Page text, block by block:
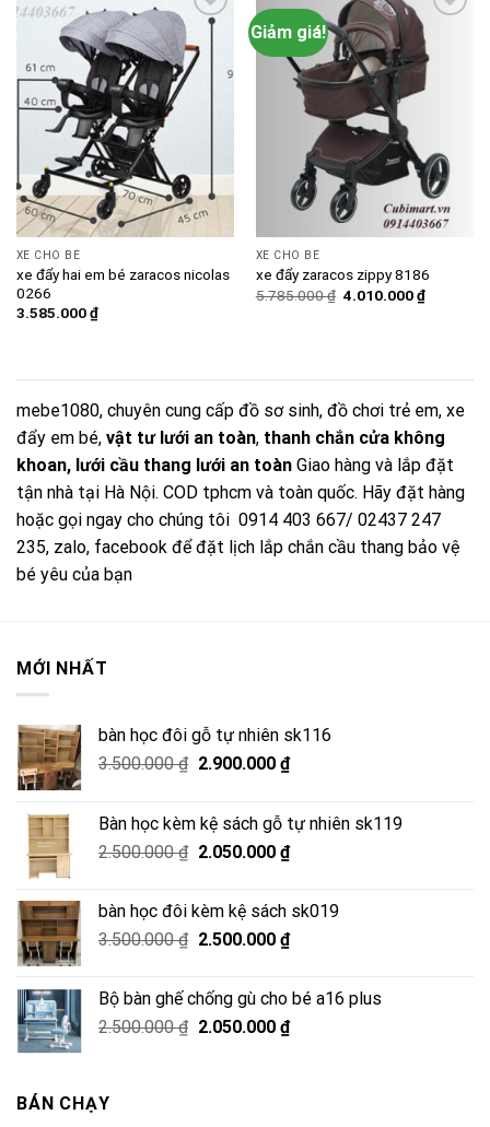
Add to
wishlist
XE CHO BÉ
xe đẩy hai em bé zaracos nicolas
0266
3.585.000₫
Giảm giá!
Add to
wishlist
XE CHO BÉ
xe đẩy zaracos zippy 8186
5.785.000₫ Giá
4.010.000₫Giá
hiện
mebe1080, chuyên cung cấp đồ sơ sinh, đồ chơi trẻ em, xe
đẩy em bé, vật tư lưới an toàn, thanh chắn cửa không
khoan, lưới cầu thang lưới an toàn Giao hàng và lắp đặt
tận nhà tại Hà Nội. COD tphcm và toàn quốc. Hãy đặt hàng
hoặc gọi ngay cho chúng tôi 0914 403 667/ 02437 247
235, zalo, facebook để đặt lịch lắp chắn cầu thang bảo vệ
bé yêu của bạn
MỚI NHẤT
bàn học đôi gỗ tự nhiên sk116
3.500.000₫ Giá
3.500.000 ₫.
2.900.000 ₫Giá
là:
2.900.000 ₫.
Bàn học kèm kệ sách gỗ tự nhiên sk119
2.500.000₫ Giá
2.500.000 ₫.
2.050.000 ₫Giá
là:
2.050.000 ₫.
bàn học đôi kèm kệ sách sk019
3.500.000₫ Giá
3.500.000 ₫.
2.500.000 ₫Giá
là:
2.500.000 ₫.
Bộ bàn ghế chống gù cho bé a16 plus
2.500.000₫ Giá
2.050.000 ₫Giá
BÁN CHẠY